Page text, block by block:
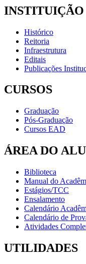
INSTITUIÇÃO
Histórico
Reitoria
Infraestrutura
Editais
Publicações
CURSOS
Graduação
Pós-Graduação
Cursos EAD
ÁREA DO
Biblioteca
Manual do
Estágios/TCC
Ensalamento
Calendário
Calendário de
Atividades
UTILIDADES